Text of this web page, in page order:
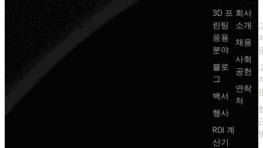
3D 프
린팅
응용
분야
블로
그
백서
행사
ROI 계
산기
회사
소개
채용
사회
공헌
연락
처